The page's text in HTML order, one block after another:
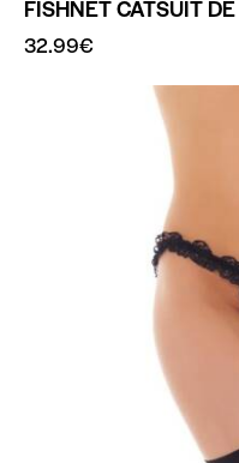
FISHNET CATSUIT
32.99€